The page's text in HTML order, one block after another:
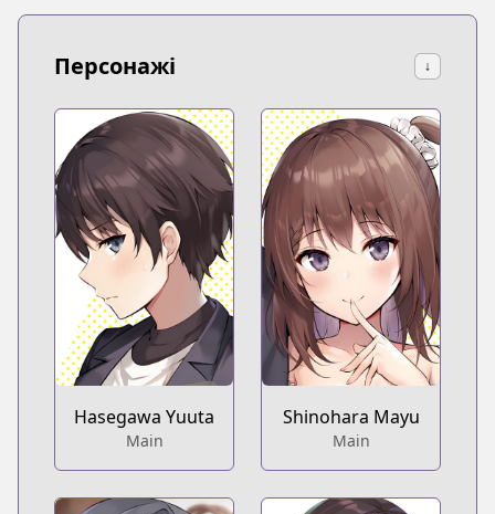
Персонажі ↓
Hasegawa Yuuta
Main
Shinohara Mayu
Main